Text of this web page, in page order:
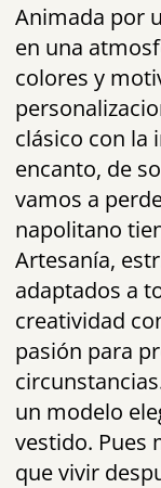
Animada por
en una
colores y
clásico con la
encanto, de
vamos a
napolitano
Artesanía,
adaptados a
creatividad
pasión para
un modelo
vestido. Pues
que vivir